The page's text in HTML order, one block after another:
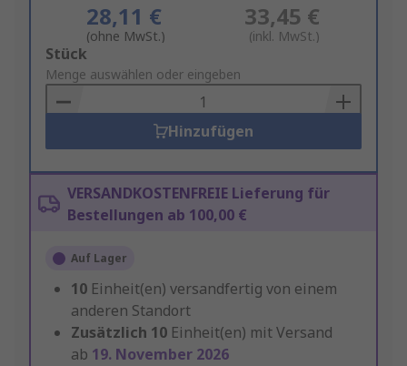
28,11 €
(ohne MwSt.)
33,45 €
(inkl. MwSt.)
Add
to
Basket
Stück
Menge auswählen oder eingeben
Hinzufügen
VERSANDKOSTENFREIE Lieferung für
Bestellungen ab 100,00 €
Auf Lager
10 Einheit(en) versandfertig von einem
anderen Standort
Zusätzlich 10 Einheit(en) mit Versand
ab 19. November 2026